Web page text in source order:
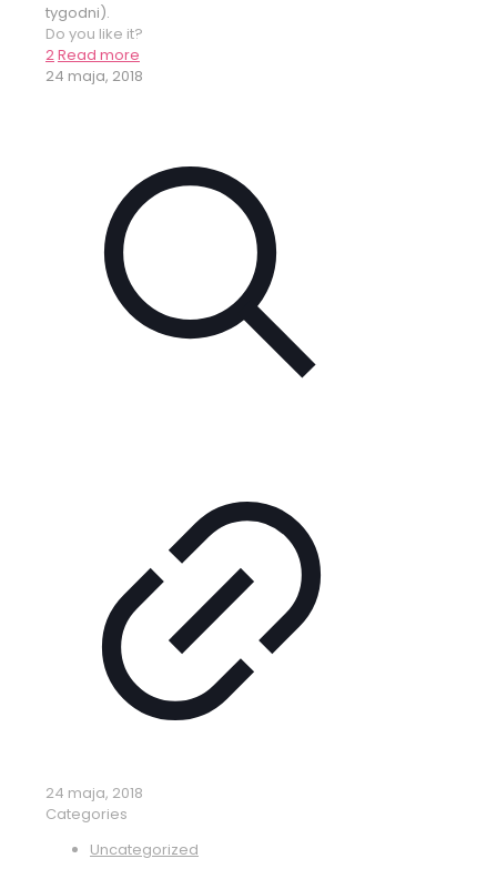
tygodni).
Do you like it?
2Read more
24 maja, 2018
24 maja, 2018
Categories
Uncategorized